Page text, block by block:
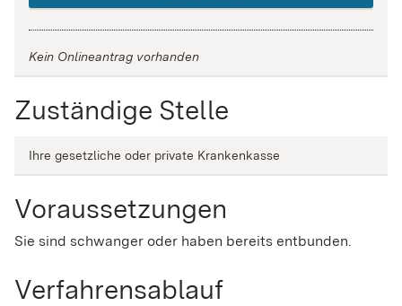
Kein Onlineantrag vorhanden
Zuständige Stelle
Ihre gesetzliche oder private Krankenkasse
Voraussetzungen
Sie sind schwanger oder haben bereits entbunden.
Verfahrensablauf